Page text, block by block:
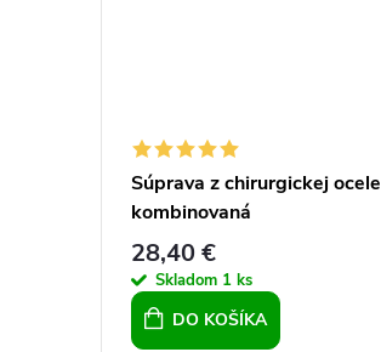
Súprava z chirurgickej ocele
kombinovaná
28,40 €
Skladom 1 ks
DO KOŠÍKA